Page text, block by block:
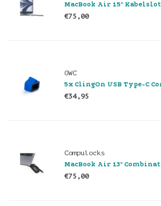
MacBook Air 15"
€75,00
OWC
5x ClingOn USB Type-C
€34,95
Compulocks
MacBook Air 13"
€75,00